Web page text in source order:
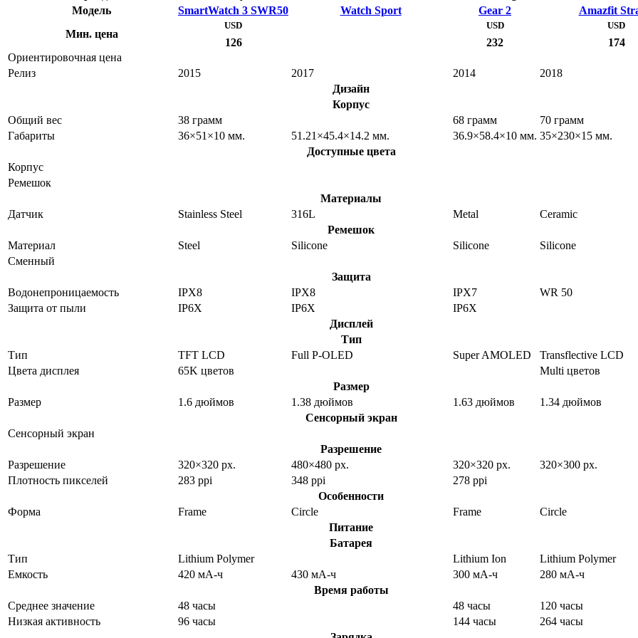
Модель
SmartWatch 3 SWR50 Watch Sport Gear 2
Amazfit
Мин. цена
USD
126
USD
232
USD
174
Ориентировочная цена
Релиз
2015 2017 2014
2018
Дизайн
Корпус
Общий вес
38 грамм 68 грамм
70 грамм
Габариты
36×51×10 мм. 51.21×45.4×14.2 мм. 36.9×58.4×10 мм. 35×230×15 мм.
Доступные цвета
Корпус
Ремешок
Материалы
Датчик
Stainless Steel 316L Metal
Ceramic
Ремешок
Материал
Steel Silicone Silicone
Silicone
Сменный
Защита
Водонепроницаемость
IPX8 IPX8 IPX7
WR 50
Защита от пыли
IP6X IP6X
IP6X
Дисплей
Тип
Тип
TFT LCD Full P-OLED Super AMOLED
Transflective LCD
Цвета дисплея
65K цветов
Multi цветов
Размер
Размер
1.6 дюймов 1.38 дюймов 1.63 дюймов
1.34 дюймов
Сенсорный экран
Сенсорный экран
Разрешение
Разрешение
320×320 px. 480×480 px. 320×320 px.
320×300 px.
Плотность пикселей
283 ppi 348 ppi
278 ppi
Особенности
Форма
Frame Circle Frame
Circle
Питание
Батарея
Тип
Lithium Polymer Lithium Ion
Lithium Polymer
Емкость
420 мА-ч 430 мА-ч 300 мА-ч
280 мА-ч
Время работы
Среднее значение
48 часы 48 часы
120 часы
Низкая активность
96 часы 144 часы
264 часы